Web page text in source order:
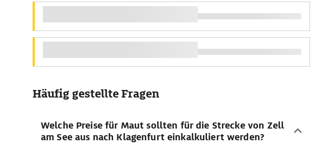
Häufig gestellte Fragen
Welche Preise für Maut sollten für die Strecke von Zell
am See aus nach Klagenfurt einkalkuliert werden?